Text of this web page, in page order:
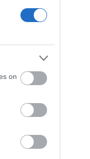
on